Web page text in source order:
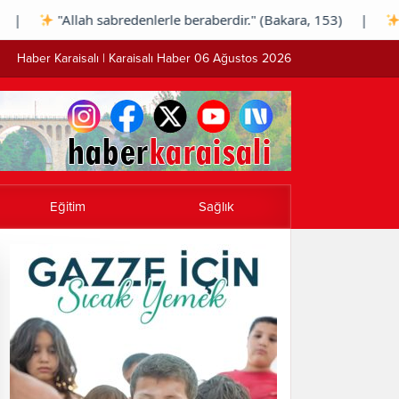
"Allah sabredenlerle beraberdir." (Bakara, 153) |
Haber Karaisalı | Karaisalı Haber 06 Ağustos 2026
Eğitim Sağlık